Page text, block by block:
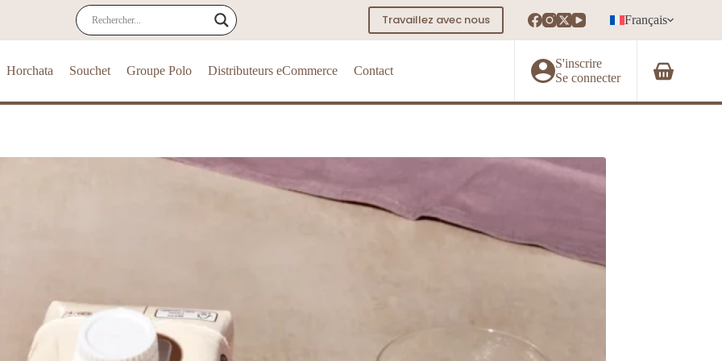
Travaillez avec nous Français
Horchata Souchet Groupe Polo Distributeurs eCommerce Contact
S'inscrire
Se connecter
Panier